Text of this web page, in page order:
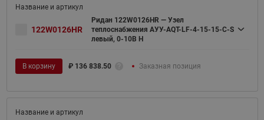
122W0126HR
Ридан 122W0126HR — Узел
теплоснабжения АУУ-AQT-LF-4-15-15-C-S
левый, 0-10В H
В корзину ₽ 136 838.50 Заказная позиция